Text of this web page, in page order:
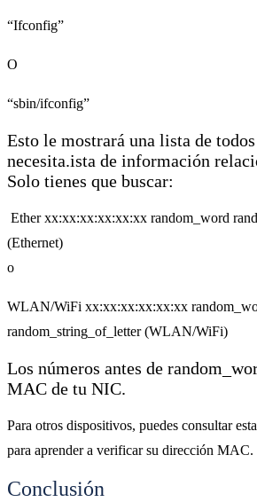
“Ifconfig”
O
“sbin/ifconfig”
Esto le mostrará una lista de
necesita.ista de información
Solo tienes que buscar:
Ether xx:xx:xx:xx:xx:xx random_word
(Ethernet)
o
WLAN/WiFi xx:xx:xx:xx:xx:xx
random_string_of_letter (WLAN/WiFi)
Los números antes de
MAC de tu NIC.
Para otros dispositivos, puedes consultar esta
para aprender a verificar su dirección MAC.
Conclusión